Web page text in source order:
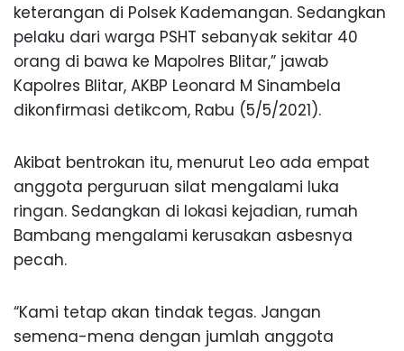
keterangan di Polsek Kademangan. Sedangkan
pelaku dari warga PSHT sebanyak sekitar 40
orang di bawa ke Mapolres Blitar,” jawab
Kapolres Blitar, AKBP Leonard M Sinambela
dikonfirmasi detikcom, Rabu (5/5/2021).
Akibat bentrokan itu, menurut Leo ada empat
anggota perguruan silat mengalami luka
ringan. Sedangkan di lokasi kejadian, rumah
Bambang mengalami kerusakan asbesnya
pecah.
“Kami tetap akan tindak tegas. Jangan
semena-mena dengan jumlah anggota